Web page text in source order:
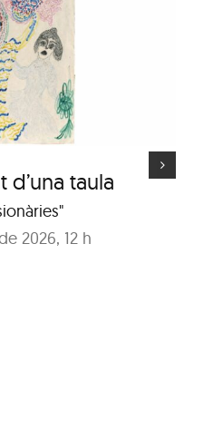
taula
2026, 12 h
a l’exposició
Banal